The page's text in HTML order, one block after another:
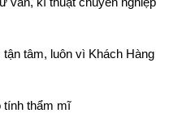
tận tâm, luôn vì Khách Hàng
tính thẩm mĩ